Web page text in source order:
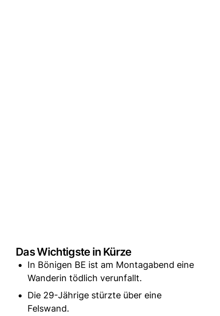
Das Wichtigste in Kürze
In Bönigen BE ist am Montagabend eine
Wanderin tödlich verunfallt.
Die 29-Jährige stürzte über eine
Felswand.